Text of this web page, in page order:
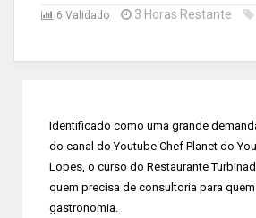
6 Validado 3 Horas Restante
Identificado como uma grande
do canal do Youtube Chef Planet do
Lopes, o curso do Restaurante
quem precisa de consultoria para
gastronomia.